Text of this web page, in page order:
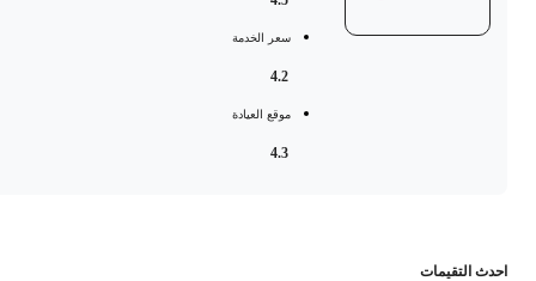
سعر الخدمة
موقع العيادة
التقيمات